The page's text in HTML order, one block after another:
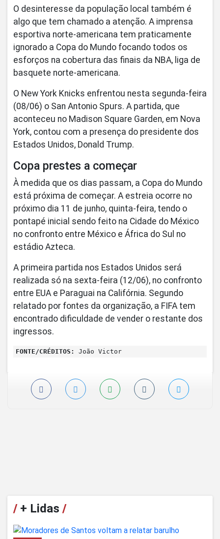
O desinteresse da população local também é
algo que tem chamado a atenção. A imprensa
esportiva norte-americana tem praticamente
ignorado a Copa do Mundo focando todos os
esforços na cobertura das finais da NBA, liga de
basquete norte-americana.
O New York Knicks enfrentou nesta segunda-feira
(08/06) o San Antonio Spurs. A partida, que
aconteceu no Madison Square Garden, em Nova
York, contou com a presença do presidente dos
Estados Unidos, Donald Trump.
Copa prestes a começar
À medida que os dias passam, a Copa do Mundo
está próxima de começar. A estreia ocorre no
próximo dia 11 de junho, quinta-feira, tendo o
pontapé inicial sendo feito na Cidade do México
no confronto entre México e África do Sul no
estádio Azteca.
A primeira partida nos Estados Unidos será
realizada só na sexta-feira (12/06), no confronto
entre EUA e Paraguai na Califórnia. Segundo
relatado por fontes da organização, a FIFA tem
encontrado dificuldade de vender o restante dos
ingressos.
FONTE/CRÉDITOS: João Victor
/+ Lidas /